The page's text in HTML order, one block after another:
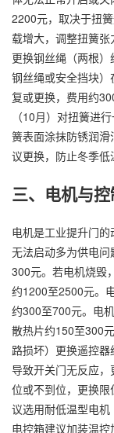
2200元，取决于扭
载增大，调整扭簧张
更换钢丝绳（两根
钢丝绳或安全挡块
复或更换，费用约
（10月）对扭簧进
簧表面涂抹防锈润
议更换，防止冬季低
三、电机与
电机是工业提升门
无法启动多为供电
300元。若电机烧毁
约1200至2500元。
约300至700元。电
散热片约150至300
路损坏）更换遥控
导致开关门无反应
位或不到位，更换
议选用耐低温型电机
电控箱建议加装温